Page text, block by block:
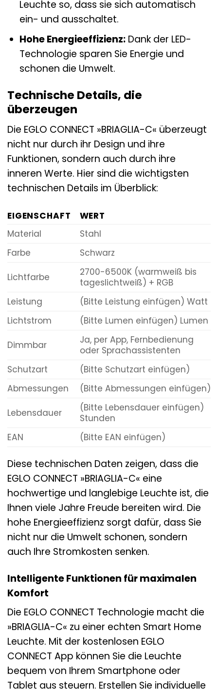
Leuchte so, dass sie sich automatisch
ein- und ausschaltet.
Hohe Energieeffizienz:Dank der LED-
Technologie sparen Sie Energie und
schonen die Umwelt.
Technische Details, die
überzeugen
Die EGLO CONNECT »BRIAGLIA-C« überzeugt
nicht nur durch ihr Design und ihre
Funktionen, sondern auch durch ihre
inneren Werte. Hier sind die wichtigsten
technischen Details im Überblick:
EIGENSCHAFT
WERT
Material
Stahl
Farbe
Schwarz
Lichtfarbe
2700-6500K (warmweiß bis
tageslichtweiß) + RGB
Leistung
(Bitte Leistung einfügen) Watt
Lichtstrom
(Bitte Lumen einfügen) Lumen
Dimmbar
Ja, per App, Fernbedienung
oder Sprachassistenten
Schutzart
(Bitte Schutzart einfügen)
Abmessungen
(Bitte Abmessungen einfügen)
Lebensdauer
(Bitte Lebensdauer einfügen)
Stunden
EAN
(Bitte EAN einfügen)
Diese technischen Daten zeigen, dass die
EGLO CONNECT »BRIAGLIA-C« eine
hochwertige und langlebige Leuchte ist, die
Ihnen viele Jahre Freude bereiten wird. Die
hohe Energieeffizienz sorgt dafür, dass Sie
nicht nur die Umwelt schonen, sondern
auch Ihre Stromkosten senken.
Intelligente Funktionen für maximalen
Komfort
Die EGLO CONNECT Technologie macht die
»BRIAGLIA-C« zu einer echten Smart Home
Leuchte. Mit der kostenlosen EGLO
CONNECT App können Sie die Leuchte
bequem von Ihrem Smartphone oder
Tablet aus steuern. Erstellen Sie individuelle